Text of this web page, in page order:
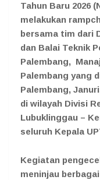
Tahun Baru 2026
melakukan
bersama tim dari
dan Balai Teknik
Palembang,
Palembang yang
Palembang,
di wilayah Divisi
Lubuklinggau –
seluruh Kepala
Kegiatan
meninjau